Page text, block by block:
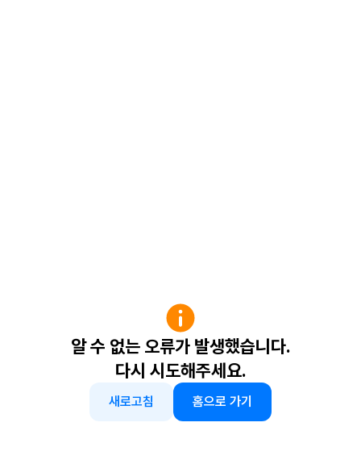
알 수 없는 오류가 발생했습니다.
다시 시도해주세요.
새로고침 홈으로 가기